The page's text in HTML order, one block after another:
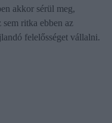
akkor sérül meg,
ritka ebben az
felelősséget vállalni.